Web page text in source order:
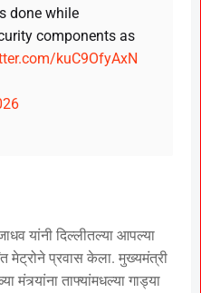
done while
components as
kuC9OfyAxN
यांनी दिल्लीतल्या आपल्या
मेट्रोने प्रवास केला. मुख्यमंत्री
ताफ्यांमधल्या गाड्या